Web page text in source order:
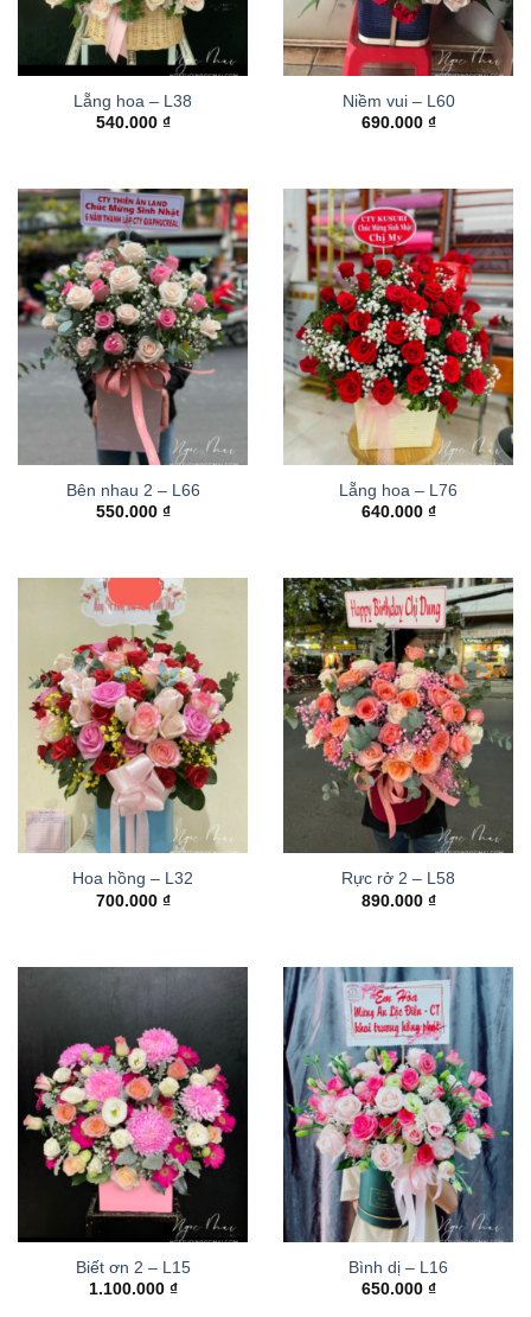
Lẵng hoa – L38
540.000 ₫
Niềm vui – L60
690.000 ₫
Bên nhau 2 – L66
550.000 ₫
Lẵng hoa – L76
640.000 ₫
Hoa hồng – L32
700.000 ₫
Rực rở 2 – L58
890.000 ₫
Biết ơn 2 – L15
1.100.000 ₫
Bình dị – L16
650.000 ₫